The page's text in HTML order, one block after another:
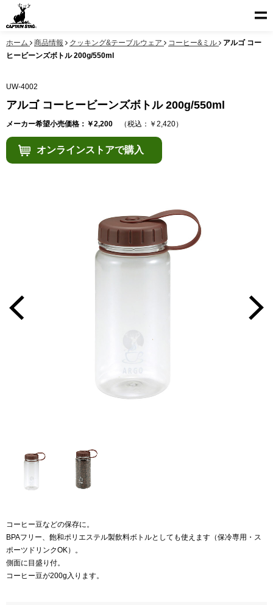
ホーム 商品情報 クッキング&テーブルウェア コーヒー&ミル
アルゴ コー
ヒービーンズボトル 200g/550ml
UW-4002
アルゴ コーヒービーンズボトル 200g/550ml
メーカー希望小売価格：￥2,200 （税込：￥2,420）
オンラインストアで購入
コーヒー豆などの保存に。
BPAフリー、飽和ポリエステル製飲料ボトルとしても使えます（保冷専用・ス
ポーツドリンクOK）。
側面に目盛り付。
コーヒー豆が200g入ります。